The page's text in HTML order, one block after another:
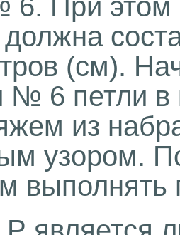
При этом
(см).
№ 6 петли в
из
узором.
выполнять